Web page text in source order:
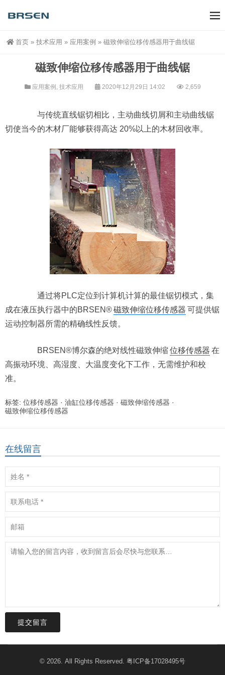
首页 » 技术应用 » 应用案例 » 磁致伸缩位移传感器用于曲线锯
磁致伸缩位移传感器用于曲线锯
应用案例 , 技术应用 2020年12月29日 14:02 2,659
与传统直线锯切相比，主动曲线切屑和主动曲线锯
切使当今的木材厂能够获得高达 20%以上的木材回收率。
通过将PLC定位到计算机计算的最佳锯切模式，集
成在液压执行器中的BRSEN®磁致伸缩位移传感器 可提供锯
运动控制器所需的精确线性反馈。
BRSEN®博尔森的绝对线性磁致伸缩位移传感器 在
高振动环境、高湿度、大温度变化下工作，无需维护和校
准。
标签: 位移传感器 · 油缸位移传感器 · 磁致伸缩传感器 ·
磁致伸缩位移传感器
在线留言
提交留言
© 2026. All Rights Reserved. 粤ICP备17028495号